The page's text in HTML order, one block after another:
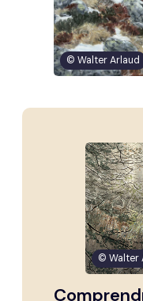
© Walter Arlaud
© Walter